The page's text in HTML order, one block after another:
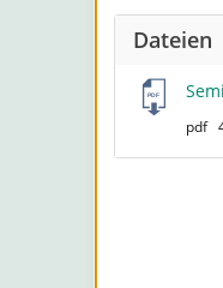
Dateien
pdf